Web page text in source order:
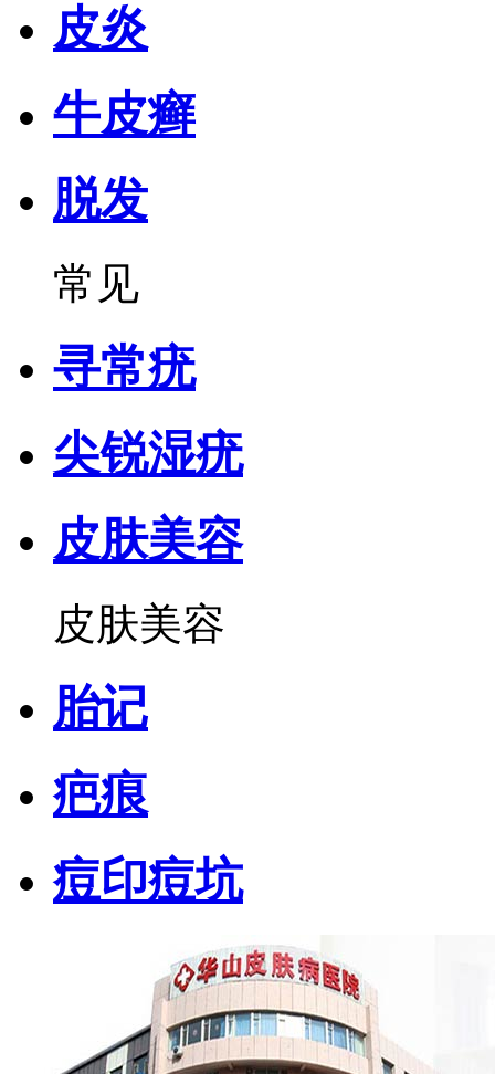
皮炎
牛皮癣
脱发
常见
寻常疣
尖锐湿疣
皮肤美容
皮肤美容
胎记
疤痕
痘印痘坑